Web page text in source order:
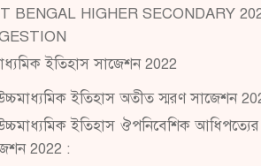
BENGAL HIGHER SECONDARY
ইতিহাস সাজেশন 2022
ইতিহাস অতীত স্মরণ সাজেশন
ইতিহাস ঔপনিবেশিক আধিপত্যের
2022 :